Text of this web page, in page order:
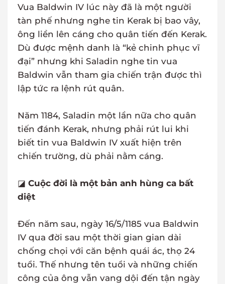
Vua Baldwin IV lúc này đã là một người
tàn phế nhưng nghe tin Kerak bị bao vây,
ông liền lên cáng cho quân tiến đến Kerak.
Dù được mệnh danh là “kẻ chinh phục vĩ
đại” nhưng khi Saladin nghe tin vua
Baldwin vẫn tham gia chiến trận được thì
lập tức ra lệnh rút quân.
Năm 1184, Saladin một lần nữa cho quân
tiến đánh Kerak, nhưng phải rút lui khi
biết tin vua Baldwin IV xuất hiện trên
chiến trường, dù phải nằm cáng.
◪ Cuộc đời là một bản anh hùng ca bất
diệt
Đến năm sau, ngày 16/5/1185 vua Baldwin
IV qua đời sau một thời gian gian dài
chống chọi với căn bệnh quái ác, thọ 24
tuổi. Thế nhưng tên tuổi và những chiến
công của ông vẫn vang dội đến tận ngày